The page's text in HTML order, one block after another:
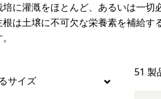
絞り込み
特長
絞り込み
フィット
に灌漑をほとんど、あるいは一切
根は土壌に不可欠な栄養素を補給す
サイズ
51 製